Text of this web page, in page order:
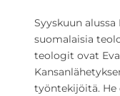
Syyskuun
suomalaisia
teologit ovat
työntekijöitä. He